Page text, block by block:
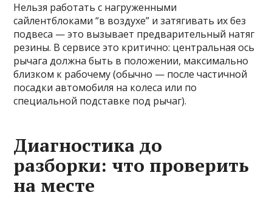
Нельзя работать с нагруженными
сайлентблоками “в воздухе” и затягивать их без
подвеса — это вызывает предварительный натяг
резины. В сервисе это критично: центральная ось
рычага должна быть в положении, максимально
близком к рабочему (обычно — после частичной
посадки автомобиля на колеса или по
специальной подставке под рычаг).
Диагностика до
разборки: что проверить
на месте